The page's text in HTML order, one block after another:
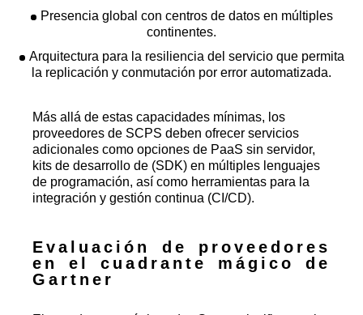
Presencia global con centros de datos en múltiples
continentes.
Arquitectura para la resiliencia del servicio que permita
la replicación y conmutación por error automatizada.
Más allá de estas capacidades mínimas, los
proveedores de SCPS deben ofrecer servicios
adicionales como opciones de PaaS sin servidor,
kits de desarrollo de (SDK) en múltiples lenguajes
de programación, así como herramientas para la
integración y gestión continua (CI/CD).
Evaluación de proveedores
en el cuadrante mágico de
Gartner